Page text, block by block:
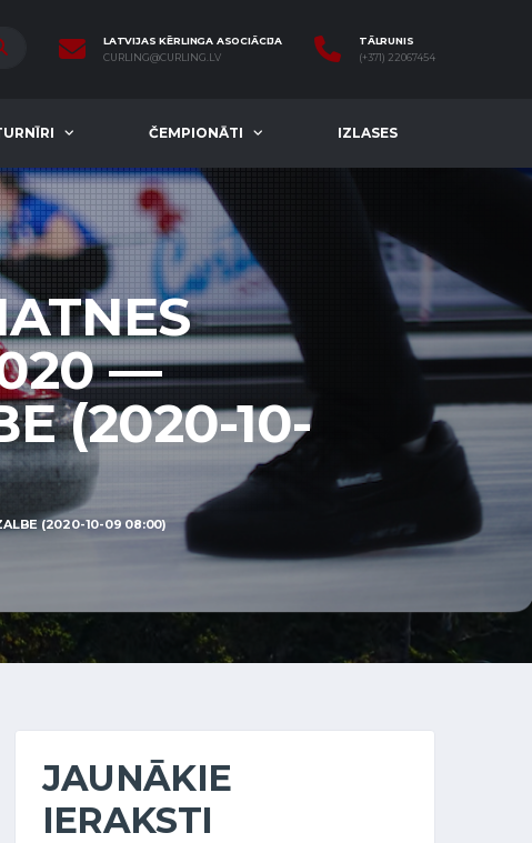
LATVIJAS KĒRLINGA ASOCIĀCIJA
CURLING@CURLING.LV
TĀLRUNIS
(+371) 22067454
ČEMPIONĀTI IZLASES
—
(2020-10-
(2020-10-09 08:00)
JAUNĀKIE
IERAKSTI